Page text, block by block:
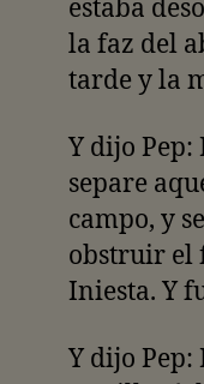
estaba
la faz del
tarde y la
Y dijo
separe
campo, y
obstruir el
Iniesta. Y
Y dijo